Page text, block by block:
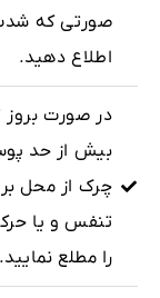
صورتی که
اطلاع دهید.
در صورت
بیش از حد
چرک از محل
تنفس و یا
را مطلع نمایید.